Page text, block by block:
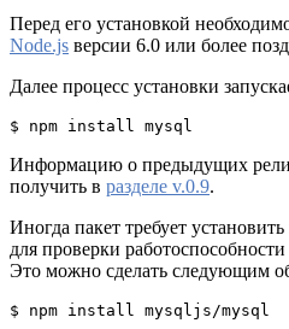
Перед его установкой
Node.js версии 6.0 или более
Далее процесс установки
$ npm install mysql
Информацию о предыдущих
получить в разделе v.0.9.
Иногда пакет требует
для проверки
Это можно сделать следующим
$ npm install mysqljs/mysql